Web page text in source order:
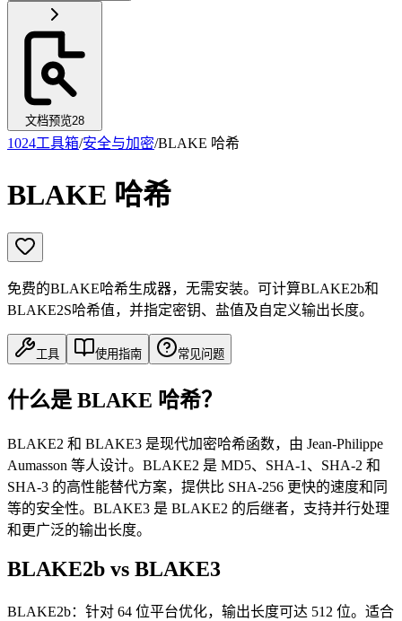
文档预览28
1024工具箱/安全与加密/BLAKE 哈希
BLAKE 哈希
免费的BLAKE哈希生成器，无需安装。可计算BLAKE2b和
BLAKE2S哈希值，并指定密钥、盐值及自定义输出长度。
工具 使用指南 常见问题
什么是 BLAKE 哈希？
BLAKE2 和 BLAKE3 是现代加密哈希函数，由 Jean-Philippe
Aumasson 等人设计。BLAKE2 是 MD5、SHA-1、SHA-2 和
SHA-3 的高性能替代方案，提供比 SHA-256 更快的速度和同
等的安全性。BLAKE3 是 BLAKE2 的后继者，支持并行处理
和更广泛的输出长度。
BLAKE2b vs BLAKE3
BLAKE2b：针对 64 位平台优化，输出长度可达 512 位。适合